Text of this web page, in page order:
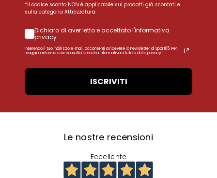
*Il codice sconto NON è applicabile sui prodotti già scontati e
sulla categoria Attrezzatura
Dichiaro di aver letto e accettato l'informativa
privacy
Inserendo il tuo indirizzo e-mail, acconsenti a ricevere la newsletter di Sport85. Per
maggiori informazioni consulta la nostra Informativa a tutela della privacy.
ISCRIVITI
Le nostre recensioni
Eccellente